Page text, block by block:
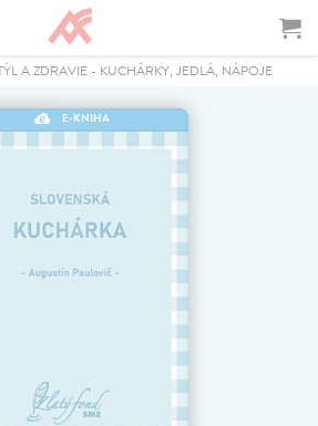
A ZDRAVIE- KUCHÁRKY, JEDLÁ, NÁPOJE
E-KNIHA